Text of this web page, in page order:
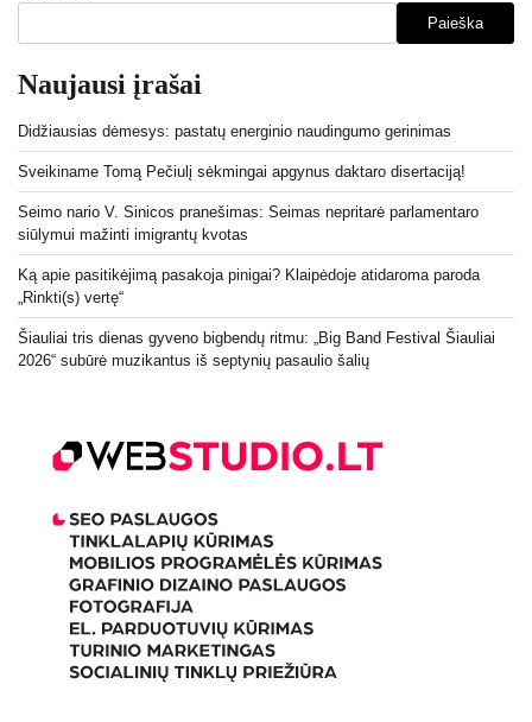
Paieška
Naujausi įrašai
Didžiausias dėmesys: pastatų energinio naudingumo gerinimas
Sveikiname Tomą Pečiulį sėkmingai apgynus daktaro disertaciją!
Seimo nario V. Sinicos pranešimas: Seimas nepritarė parlamentaro
siūlymui mažinti imigrantų kvotas
Ką apie pasitikėjimą pasakoja pinigai? Klaipėdoje atidaroma paroda
„Rinkti(s) vertę“
Šiauliai tris dienas gyveno bigbendų ritmu: „Big Band Festival Šiauliai
2026“ subūrė muzikantus iš septynių pasaulio šalių